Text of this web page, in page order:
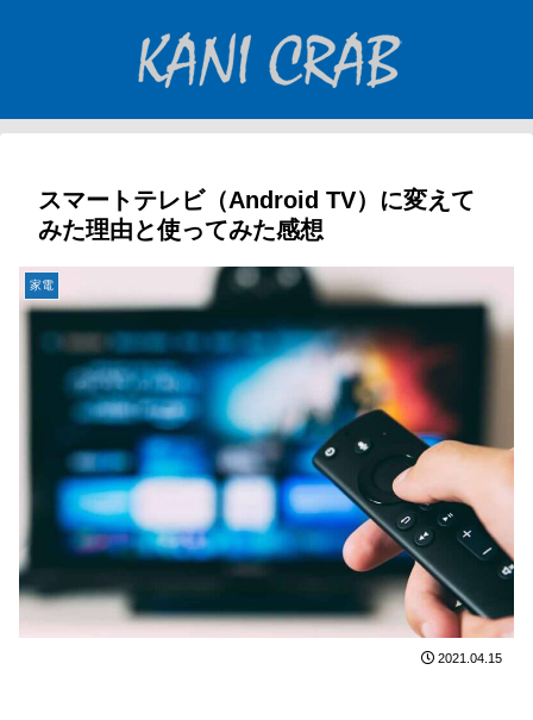
スマートテレビ（Android TV）に変えて
みた理由と使ってみた感想
家電
2021.04.15